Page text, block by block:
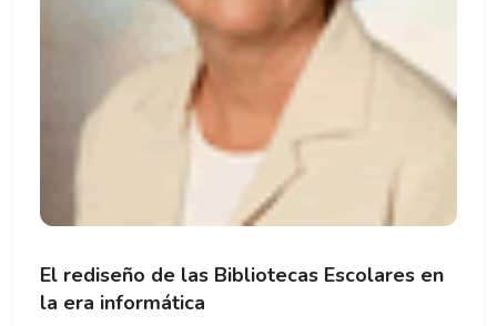
El rediseño de las Bibliotecas Escolares en
la era informática